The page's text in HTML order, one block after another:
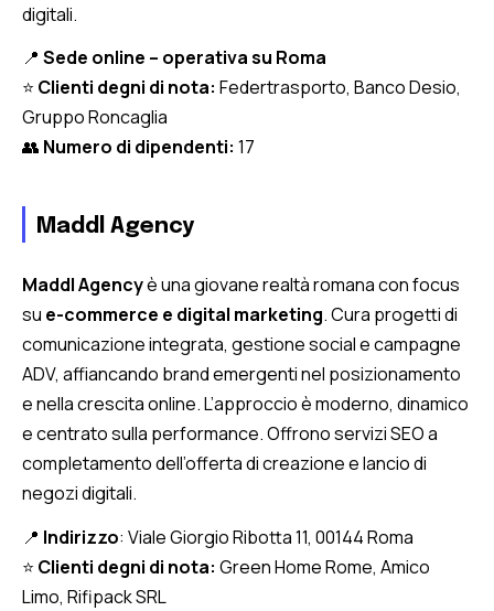
digitali.
📍 Sede online – operativa su Roma
⭐ Clienti degni di nota: Federtrasporto, Banco Desio,
Gruppo Roncaglia
👥 Numero di dipendenti: 17
Maddl Agency
Maddl Agencyè una giovane realtà romana con focus
su e-commerce e digital marketing. Cura progetti di
comunicazione integrata, gestione social e campagne
ADV, affiancando brand emergenti nel posizionamento
e nella crescita online. L’approccio è moderno, dinamico
e centrato sulla performance. Offrono servizi SEO a
completamento dell’offerta di creazione e lancio di
negozi digitali.
📍 Indirizzo: Viale Giorgio Ribotta 11, 00144 Roma
⭐ Clienti degni di nota: Green Home Rome, Amico
Limo, Rifipack SRL